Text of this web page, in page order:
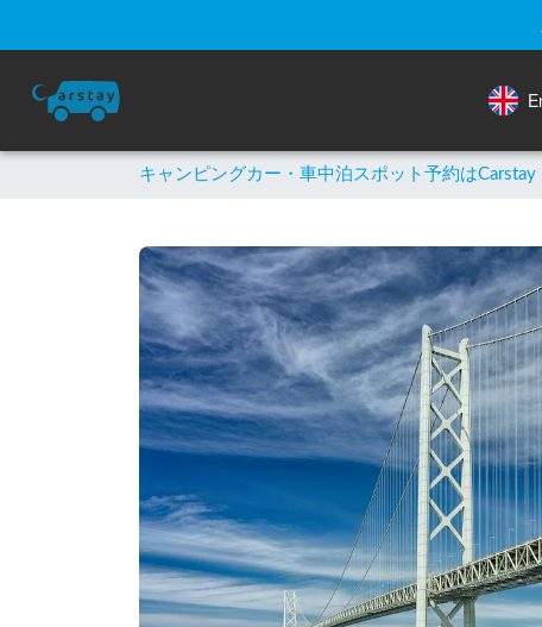
キャンピングカー・車中泊スポット予約はCarstay